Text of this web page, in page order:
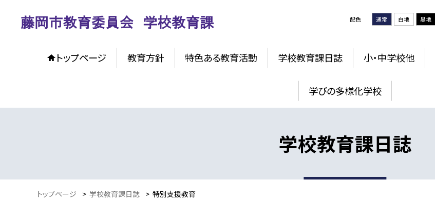
配色 通常 白地 黒地
トップページ 教育方針 特色ある教育活動 学校教育課日誌 小・中学校他
学びの多様化学校
学校教育課日誌
トップページ > 学校教育課日誌 > 特別支援教育